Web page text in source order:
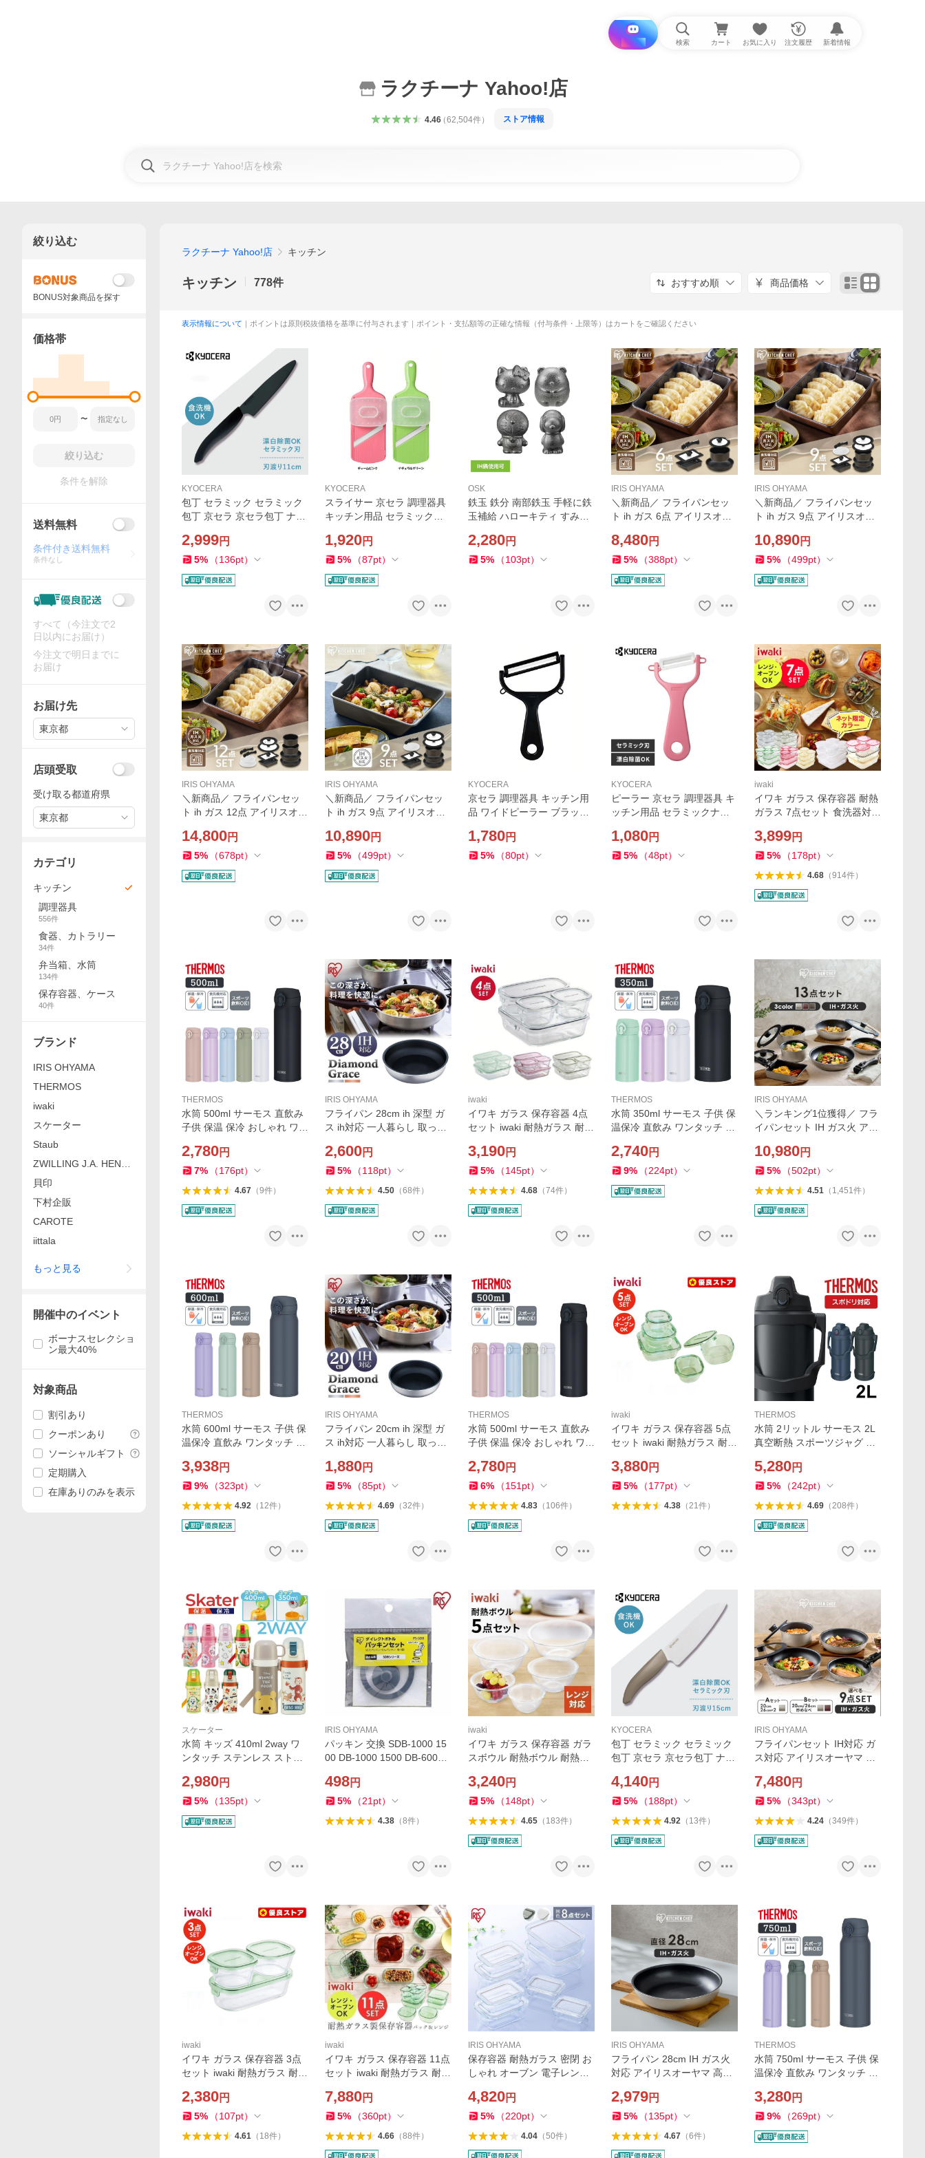
i と探す 検索 カート お気に入り 注文履歴 新着情報
ラクチーナ Yahoo!店
4.46（62,504件） ストア情報
ラクチーナ Yahoo!店 キッチン
キッチン 778件 おすすめ順 商品価格
表示情報について ｜ポイントは原則税抜価格を基準に付与されます｜ポイント・支払額等の正確な情報（付与条件・上限等）はカートをご確認ください
KYOCERA
包丁 セラミック セラミック
包丁 京セラ 京セラ包丁 ナイ
1cm 食洗機対応 調理器具 除
菌 軽い 軽量 FKR110BK-BKN
2,999円
5% （136pt）
KYOCERA
スライサー 京セラ 調理器具
キッチン用品 セラミックス
K KYOCERA (D)
1,920円
5% （87pt）
OSK
鉄玉 鉄分 南部鉄玉 手軽に鉄
玉補給 ハローキティ すみっ
ピー TBN-1 OSK
2,280円
5% （103pt）
IRIS OHYAMA
＼新商品／ フライパンセッ
ト ih ガス 6点 アイリスオー
食洗機 鍋 取っ手が取れる 高
耐久 ダイヤモンドコート ME
8,480円
5% （388pt）
IRIS OHYAMA
＼新商品／ フライパンセッ
ト ih ガス 9点 アイリスオー
食洗機 鍋 取っ手が取れる 高
耐久 ダイヤモンドコート ME
10,890円
5% （499pt）
IRIS OHYAMA
＼新商品／ フライパンセッ
ト ih ガス 12点 アイリスオー
食洗機 鍋 取っ手が取れる 高
耐久 ダイヤモンドコート ME
14,800円
5% （678pt）
IRIS OHYAMA
＼新商品／ フライパンセッ
ト ih ガス 9点 アイリスオー
食洗機 鍋 取っ手が取れる 高
耐久 ダイヤモンドコート ME
10,890円
5% （499pt）
KYOCERA
京セラ 調理器具 キッチン用
品 ワイドピーラー ブラック
(メール便)
1,780円
5% （80pt）
KYOCERA
ピーラー 京セラ 調理器具 キ
ッチン用品 セラミックナナ
OCERA (D)
1,080円
5% （48pt）
iwaki
イワキ ガラス 保存容器 耐熱
ガラス 7点セット 食洗器対応
熱皿 作り置き iwaki RC-PRN
PSC-PRN PC-PRN7 R-PRN-
3,899円
5% （178pt）
4.68（914件）
THERMOS
水筒 500ml サーモス 直飲み
子供 保温 保冷 おしゃれ ワン
ーツドリンクOK 真空断熱 J
NL-S500 THERMOS
2,780円
7% （176pt）
4.67（9件）
IRIS OHYAMA
フライパン 28cm ih 深型 ガ
ス ih対応 一人暮らし 取っ手
トグレイス アイリスオーヤ
マ DG-S28F
2,600円
5% （118pt）
4.50（68件）
iwaki
イワキ ガラス 保存容器 4点
セット iwaki 耐熱ガラス 耐熱
ット 電子レンジ オーブン 作
り置き 密閉 蓋
3,190円
5% （145pt）
4.68（74件）
THERMOS
水筒 350ml サーモス 子供 保
温保冷 直飲み ワンタッチ ス
スポーツドリンクOK 真空断
熱 真空断熱ケータイマグ JN
2,740円
9% （224pt）
IRIS OHYAMA
＼ランキング1位獲得／ フラ
イパンセット IH ガス火 アイ
焼き器 取っ手が取れる 高耐
久4層構造 ダイヤモンドコー
10,980円
5% （502pt）
4.51（ 1,451件）
THERMOS
水筒 600ml サーモス 子供 保
温保冷 直飲み ワンタッチ ス
スポーツドリンクOK 真空断
熱 真空断熱ケータイマグ JN
3,938円
9% （323pt）
4.92（ 12件）
IRIS OHYAMA
フライパン 20cm ih 深型 ガ
ス ih対応 一人暮らし 取っ手
トグレイス アイリスオーヤ
マ DG-S20F
1,880円
5% （85pt）
4.69（32件）
THERMOS
水筒 500ml サーモス 直飲み
子供 保温 保冷 おしゃれ ワン
ーツドリンクOK 真空断熱 J
NL-S500 THERMOS
2,780円
6% （151 pt）
4.83（ 106件）
iwaki
イワキ ガラス 保存容器 5点
セット iwaki 耐熱ガラス 耐熱
ット 電子レンジ オーブン 作
り置き 密閉 蓋 フタ タッパー
3,880円
5% （177pt）
4.38（21件）
THERMOS
水筒 2リットル サーモス 2L
真空断熱 スポーツジャグ ワ
2001 送料無料 サーモス アウ
トドア 夏
5,280円
5% （242pt）
4.69（208件）
スケーター
水筒 キッズ 410ml 2way ワ
ンタッチ ステンレス ストロ
ンセス プーさん トミカ シナ
ぷしゅ 軽量 スケーター SKC
2,980円
5% （135pt）
IRIS OHYAMA
パッキン 交換 SDB-1000 15
00 DB-1000 1500 DB-600D
マ 水筒 パッキンセット 蓋 栓
別売り 部品 パーツ PS-SDB *
498円
5% （21 pt）
4.38（8件）
iwaki
イワキ ガラス 保存容器 ガラ
スボウル 耐熱ボウル 耐熱ガ
しゃれ 耐熱 耐熱ガラス容器
耐熱容器 ボウル PSC-BO-40
3,240円
5% （148pt）
4.65（ 183件）
KYOCERA
包丁 セラミック セラミック
包丁 京セラ 京セラ包丁 ナイ
5cm 食洗機対応 調理器具 除
菌 軽い 軽量 FKR150WH-W
4,140円
5% （188pt）
4.92（ 13件）
IRIS OHYAMA
フライパンセット IH対応 ガ
ス対応 アイリスオーヤマ 高
m 26cm 鍋 炒め鍋 ダイヤモ
ンドコートパン 9点 IPDCI-T
7,480円
5% （343pt）
4.24（349件）
iwaki
イワキ ガラス 保存容器 3点
セット iwaki 耐熱ガラス 耐熱
ット 電子レンジ オーブン 作
り置き 密閉 蓋 フタ タッパー
2,380円
5% （107pt）
4.61（ 18件）
iwaki
イワキ ガラス 保存容器 11点
セット iwaki 耐熱ガラス 耐熱
ット 電子レンジ オーブン 作
り置き 密閉 蓋 フタ タッパー
7,880円
5% （360pt）
4.66（88件）
IRIS OHYAMA
保存容器 耐熱ガラス 密閉 お
しゃれ オーブン 電子レンジ
リスオーヤマ 耐熱ガラスボ
ウル TGS-8S
4,820円
5% （220pt）
4.04（50件）
IRIS OHYAMA
フライパン 28cm IH ガス火
対応 アイリスオーヤマ 高耐
取っ手が取れる ダイヤモン
ドコートパン IPDCI-T28F *
2,979円
5% （135pt）
4.67（6件）
THERMOS
水筒 750ml サーモス 子供 保
温保冷 直飲み ワンタッチ ス
スポーツドリンクOK 真空断
熱 真空断熱ケータイマグ JN
3,280円
9% （269pt）
絞り込む
BONUS対象商品を探す
価格帯
〜
絞り込む
条件を解除
送料無料
条件付き送料無料
条件なし
すべて（今注文で2
日以内にお届け）
今注文で明日までに
お届け
お届け先
東京都
店頭受取
受け取る都道府県
東京都
カテゴリ
キッチン
調理器具
556件
食器、カトラリー
34件
弁当箱、水筒
134件
保存容器、ケース
40件
ブランド
IRIS OHYAMA
THERMOS
iwaki
スケーター
Staub
ZWILLING J.A. HENCK
ELS
貝印
下村企販
CAROTE
iittala
もっと見る
開催中のイベント
ボーナスセレクショ
ン最大40%
対象商品
割引あり
クーポンあり
ソーシャルギフト
定期購入
在庫ありのみを表示